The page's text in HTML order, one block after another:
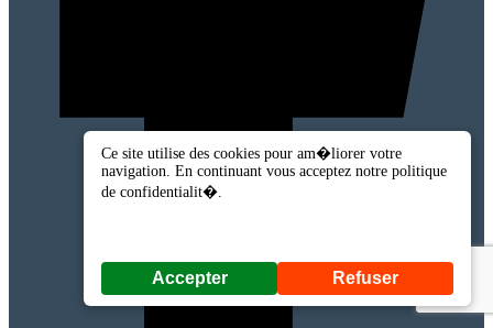
Ce site utilise des cookies pour am�liorer votre
navigation. En continuant vous acceptez notre politique
de confidentialit�.
Accepter Refuser